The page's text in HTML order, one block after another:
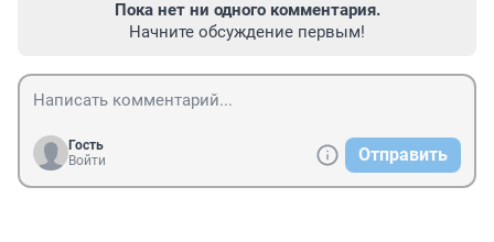
Пока нет ни одного комментария.
Начните обсуждение первым!
Гость
Войти
Отправить